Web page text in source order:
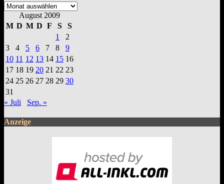
Archive
August 2009
M D M D F S
S
1
2
3
4 5 6 7 8
9
10 11 12 13 14 15 16
17 18 19 20 21 22 23
24 25 26 27 28 29 30
31
« Juli
Sep. »
Anzeige